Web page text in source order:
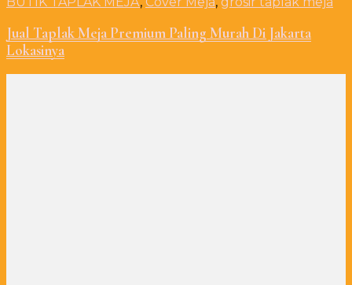
Jual Taplak Meja Premium Paling Murah Di Jakarta
Lokasinya